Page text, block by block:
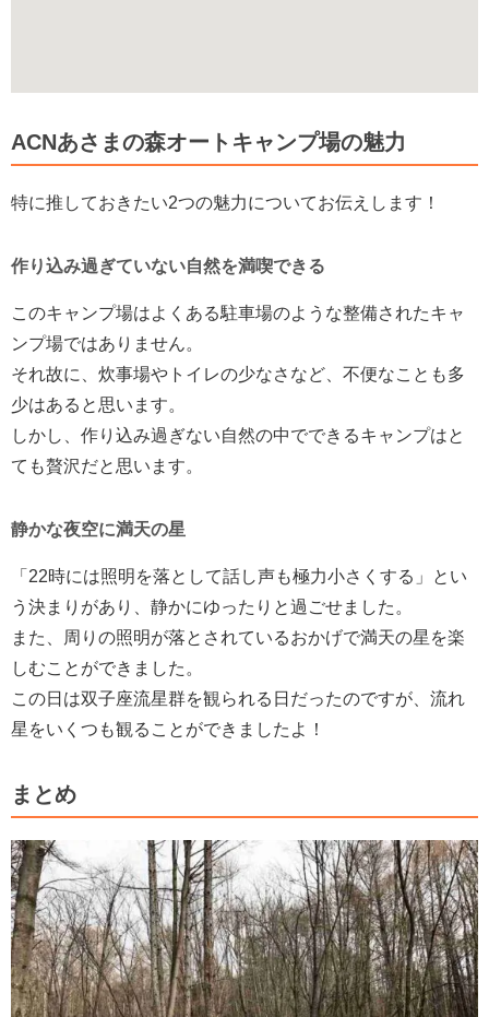
ACNあさまの森オートキャンプ場の魅力
特に推しておきたい2つの魅力についてお伝えします！
作り込み過ぎていない自然を満喫できる
このキャンプ場はよくある駐車場のような整備されたキャ
ンプ場ではありません。
それ故に、炊事場やトイレの少なさなど、不便なことも多
少はあると思います。
しかし、作り込み過ぎない自然の中でできるキャンプはと
ても贅沢だと思います。
静かな夜空に満天の星
「22時には照明を落として話し声も極力小さくする」とい
う決まりがあり、静かにゆったりと過ごせました。
また、周りの照明が落とされているおかげで満天の星を楽
しむことができました。
この日は双子座流星群を観られる日だったのですが、流れ
星をいくつも観ることができましたよ！
まとめ